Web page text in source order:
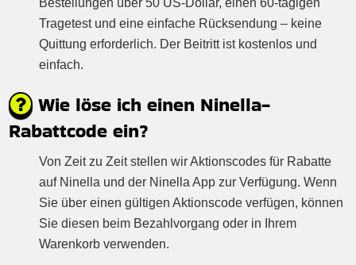
Tragetest und eine einfache Rücksendung – keine
Quittung erforderlich. Der Beitritt ist kostenlos und
einfach.
Wie löse ich einen Ninella-
Rabattcode ein?
Von Zeit zu Zeit stellen wir Aktionscodes für Rabatte
auf Ninella und der Ninella App zur Verfügung. Wenn
Sie über einen gültigen Aktionscode verfügen, können
Sie diesen beim Bezahlvorgang oder in Ihrem
Warenkorb verwenden.